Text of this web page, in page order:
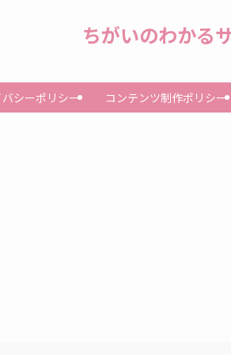
ちがいのわかる
シーポリシー コンテンツ制作ポリシー